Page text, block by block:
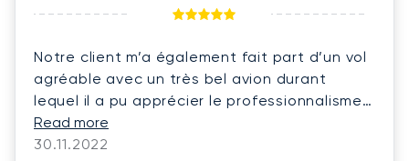
Notre client m’a également fait part d’un vol
agréable avec un très bel avion durant
lequel il a pu apprécier le professionnalisme
de l’équipage.
Read more
30.11.2022